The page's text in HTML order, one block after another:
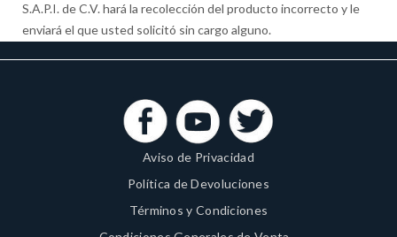
S.A.P.I. de C.V. hará la recolección del producto incorrecto y le
enviará el que usted solicitó sin cargo alguno.
Aviso de Privacidad
Política de Devoluciones
Términos y Condiciones